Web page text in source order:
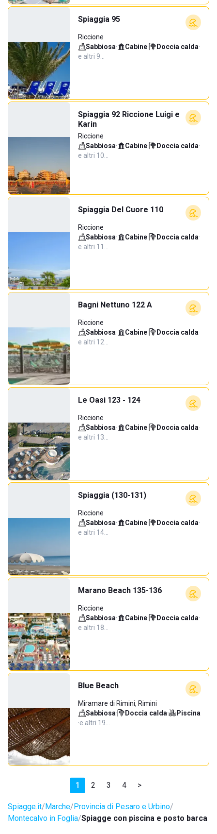
Spiaggia 95
Riccione
Sabbiosa· Cabine· Doccia calda·
e altri 9…
Spiaggia 92 Riccione Luigi e
Karin
Riccione
Sabbiosa· Cabine· Doccia calda·
e altri 10…
Spiaggia Del Cuore 110
Riccione
Sabbiosa· Cabine· Doccia calda·
e altri 11…
Bagni Nettuno 122 A
Riccione
Sabbiosa· Cabine· Doccia calda·
e altri 12…
Le Oasi 123 - 124
Riccione
Sabbiosa· Cabine· Doccia calda·
e altri 13…
Spiaggia (130-131)
Riccione
Sabbiosa· Cabine· Doccia calda·
e altri 14…
Marano Beach 135-136
Riccione
Sabbiosa· Cabine· Doccia calda·
e altri 18…
Blue Beach
Miramare di Rimini, Rimini
Sabbiosa· Doccia calda·
Piscina
·e altri 19…
1 2 3 4 >
Spiagge.it Marche Provincia di Pesaro e Urbino
Montecalvo in Foglia Spiagge con piscina e posto barca